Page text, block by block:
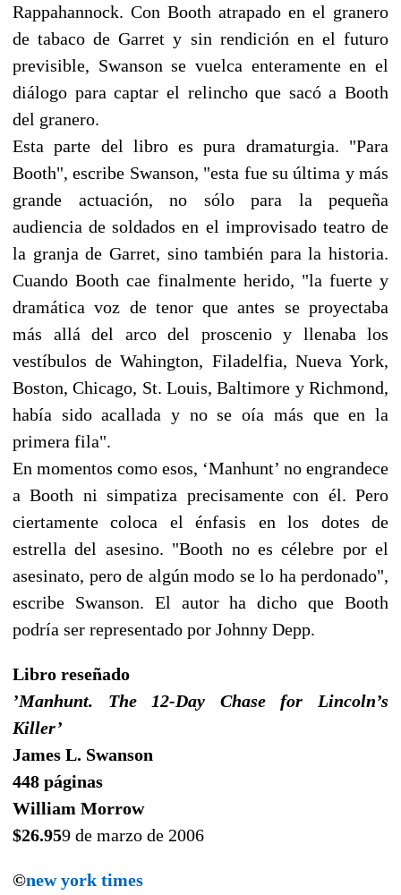
Rappahannock. Con Booth atrapado en el granero
de tabaco de Garret y sin rendición en el futuro
previsible, Swanson se vuelca enteramente en el
diálogo para captar el relincho que sacó a Booth
del granero.
Esta parte del libro es pura dramaturgia. "Para
Booth", escribe Swanson, "esta fue su última y más
grande actuación, no sólo para la pequeña
audiencia de soldados en el improvisado teatro de
la granja de Garret, sino también para la historia.
Cuando Booth cae finalmente herido, "la fuerte y
dramática voz de tenor que antes se proyectaba
más allá del arco del proscenio y llenaba los
vestíbulos de Wahington, Filadelfia, Nueva York,
Boston, Chicago, St. Louis, Baltimore y Richmond,
había sido acallada y no se oía más que en la
primera fila".
En momentos como esos, ‘Manhunt’ no engrandece
a Booth ni simpatiza precisamente con él. Pero
ciertamente coloca el énfasis en los dotes de
estrella del asesino. "Booth no es célebre por el
asesinato, pero de algún modo se lo ha perdonado",
escribe Swanson. El autor ha dicho que Booth
podría ser representado por Johnny Depp.
Libro reseñado
’Manhunt. The 12-Day Chase for Lincoln’s
Killer’
James L. Swanson
448 páginas
William Morrow
$26.959 de marzo de 2006
©new york times